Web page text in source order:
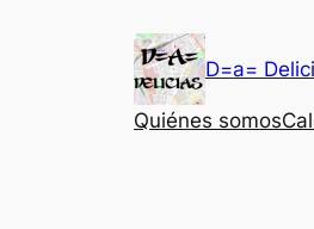
D=a=
Quiénes somos